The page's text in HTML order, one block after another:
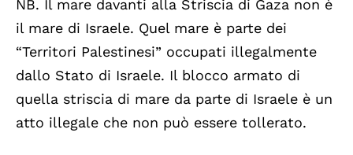
NB. Il mare davanti alla Striscia di Gaza non è
il mare di Israele. Quel mare è parte dei
“Territori Palestinesi” occupati illegalmente
dallo Stato di Israele. Il blocco armato di
quella striscia di mare da parte di Israele è un
atto illegale che non può essere tollerato.